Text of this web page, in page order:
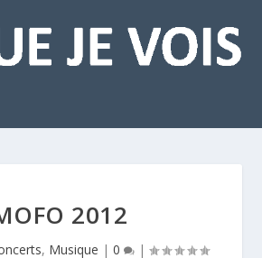
2012
, Musique | 0 |